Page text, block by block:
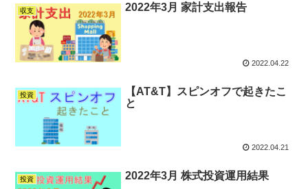
収支 2022年3月 家計支出報告
2022.04.22
投資
【AT&T】スピンオフで起きたこ
と
2022.04.21
投資 2022年3月 株式投資運用結果